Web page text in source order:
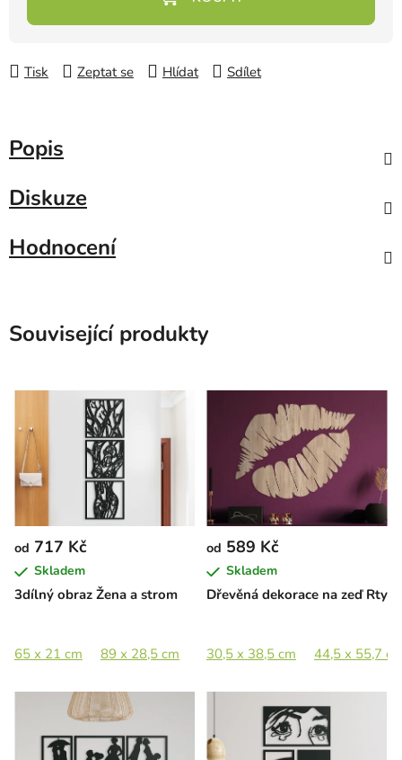
Tisk Zeptat se Hlídat Sdílet
Popis
Diskuze
Hodnocení
Související produkty
3dílný obraz Žena a strom
od 717 Kč
Skladem
65 x 21 cm 89 x 28,5 cm 133 x 43 cm 201,5 x 65 cm
Dřevěná dekorace na zeď Rty
od 589 Kč
Skladem
30,5 x 38,5 cm 44,5 x 55,7